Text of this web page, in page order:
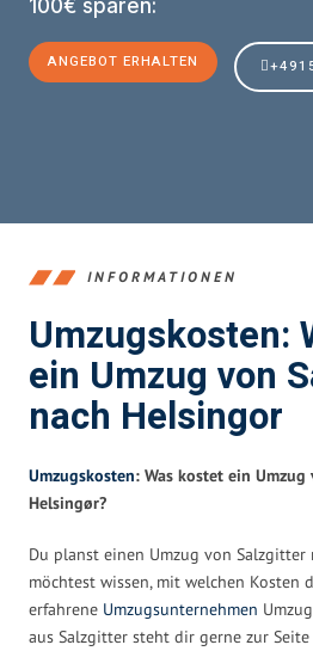
100€ sparen:
ANGEBOT ERHALTEN
INFORMATIONEN
Umzugskosten:
ein Umzug von
nach Helsingor
Umzugskosten: Was kostet ein
Helsingør?
Du planst einen Umzug von Salzgitter
möchtest wissen, mit welchen Kosten
erfahrene Umzugsunternehmen
aus Salzgitter steht dir gerne zur